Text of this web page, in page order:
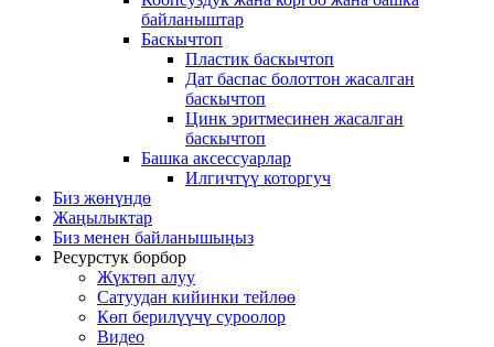
байланыштар
Баскычтоп
Пластик баскычтоп
Дат баспас болоттон жасалган
баскычтоп
Цинк эритмесинен жасалган
баскычтоп
Башка аксессуарлар
Илгичтүү которгуч
Биз жөнүндө
Жаңылыктар
Биз менен байланышыңыз
Ресурстук борбор
Жүктөп алуу
Сатуудан кийинки тейлөө
Көп берилүүчү суроолор
Видео